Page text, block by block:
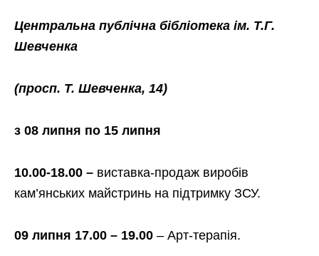
Центральна публічна бібліотека ім. Т.Г.
Шевченка
(просп. Т. Шевченка, 14)
з 08 липня по 15 липня
10.00-18.00 – виставка-продаж виробів
кам’янських майстринь на підтримку ЗСУ.
09 липня 17.00 – 19.00 – Арт-терапія.